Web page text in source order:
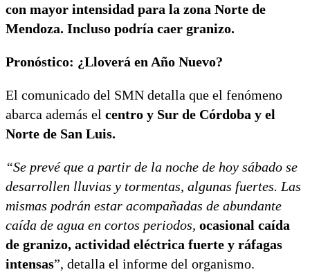
con mayor intensidad para la zona Norte de
Mendoza. Incluso podría caer granizo.
Pronóstico: ¿Lloverá en Año Nuevo?
El comunicado del SMN detalla que el fenómeno
abarca además el centro y Sur de Córdoba y el
Norte de San Luis.
“Se prevé que a partir de la noche de hoy sábado se
desarrollen lluvias y tormentas, algunas fuertes. Las
mismas podrán estar acompañadas de abundante
caída de agua en cortos periodos, ocasional caída
de granizo, actividad eléctrica fuerte y ráfagas
intensas”, detalla el informe del organismo.